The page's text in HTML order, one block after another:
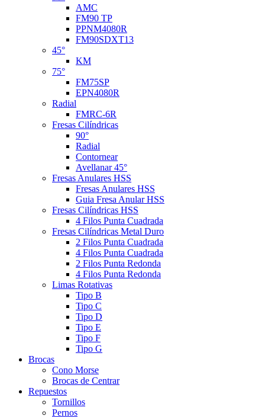
AMC
FM90 TP
PPNM4080R
FM90SDXT13
45°
KM
75°
FM75SP
EPN4080R
Radial
FMRC-6R
Fresas Cilíndricas
90°
Radial
Contornear
Avellanar 45°
Fresas Anulares HSS
Fresas Anulares HSS
Guia Fresa Anular HSS
Fresas Cilíndricas HSS
4 Filos Punta Cuadrada
Fresas Cilíndricas Metal Duro
2 Filos Punta Cuadrada
4 Filos Punta Cuadrada
2 Filos Punta Redonda
4 Filos Punta Redonda
Limas Rotativas
Tipo B
Tipo C
Tipo D
Tipo E
Tipo F
Tipo G
Brocas
Cono Morse
Brocas de Centrar
Repuestos
Tornillos
Pernos